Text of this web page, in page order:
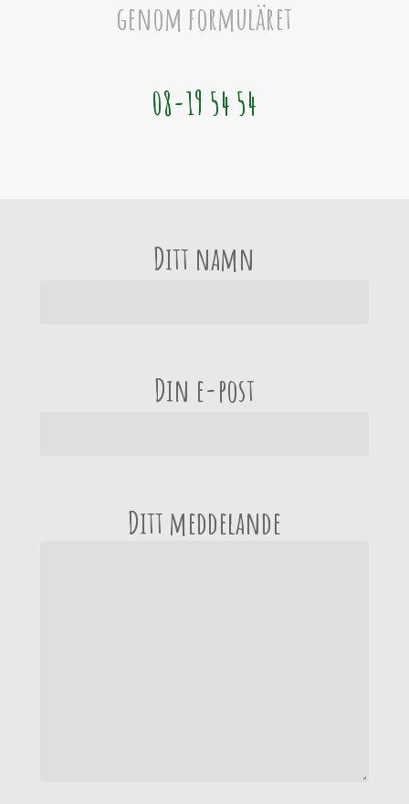
genom formuläret
08-19 54 54
Ditt namn
Din e-post
Ditt meddelande